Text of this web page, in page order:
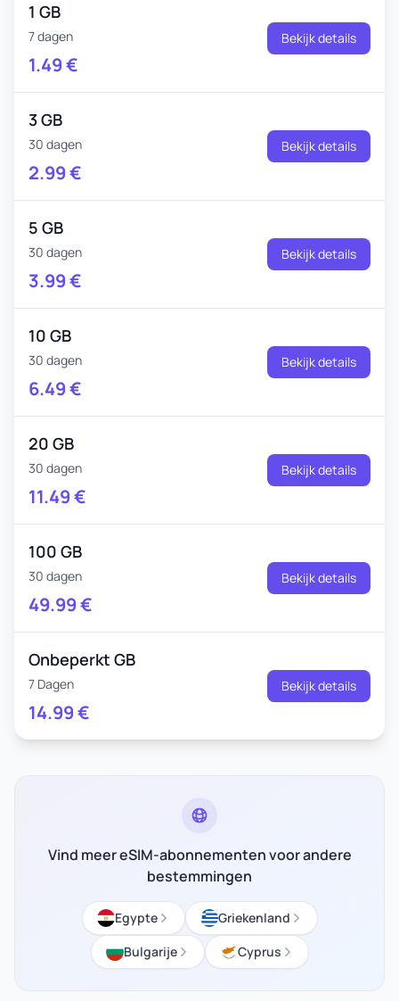
1 GB
7 dagen
1.49€
Bekijk details
3 GB
30 dagen
2.99€
Bekijk details
5 GB
30 dagen
3.99€
Bekijk details
10 GB
30 dagen
6.49€
Bekijk details
20 GB
30 dagen
11.49€
Bekijk details
100 GB
30 dagen
49.99€
Bekijk details
Onbeperkt GB
7 Dagen
14.99€
Bekijk details
Vind meer eSIM-abonnementen voor andere
bestemmingen
Egypte
Griekenland
Bulgarije
Cyprus